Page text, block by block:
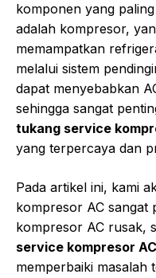
komponen yang
adalah kompresor,
memampatkan
melalui sistem
dapat menyebabkan
sehingga sangat
tukang service
yang terpercaya dan
Pada artikel ini, kami
kompresor AC sangat
kompresor AC rusak,
service kompresor AC
memperbaiki masalah